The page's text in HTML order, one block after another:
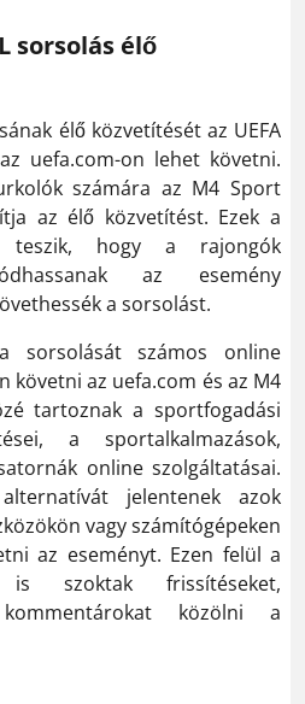
sorsolás élő
élő közvetítését az UEFA
uefa.com-on lehet követni.
számára az M4 Sport
az élő közvetítést. Ezek a
teszik, hogy a rajongók
az esemény
a sorsolást.
sorsolását számos online
követni az uefa.com és az M4
tartoznak a sportfogadási
a sportalkalmazások,
online szolgáltatásai.
jelentenek azok
vagy számítógépeken
az eseményt. Ezen felül a
szoktak frissítéseket,
közölni a